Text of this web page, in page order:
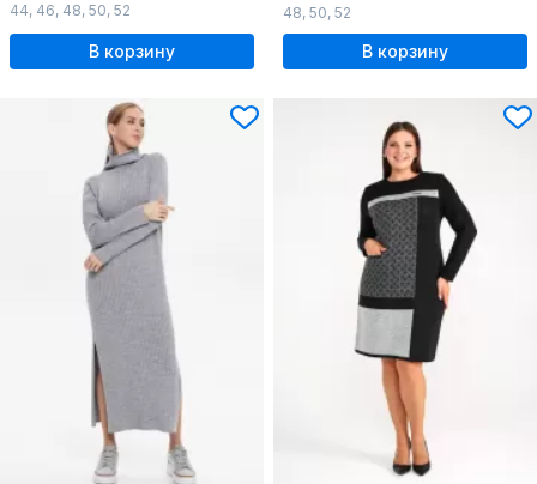
44, 46, 48, 50, 52
В корзину
48, 50, 52
В корзину